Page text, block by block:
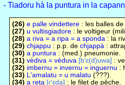
- Tiadoru hà la puntura in la
(26) e palle vindettere : les balles
(27) u vultisgiadore: le voltigeur
(28) a riva = a ripa = a sponda : la
(29) chjappu : p.p. de chjappà:
(30) a puntura: (med.) pneumonie.
(31) vèdiva = vèduva[b'ɛ(d)uwa] :
(32) imbernu = invernu = inguernu :
(33) L'amalatu = u malatu (???).
(34) a reta [r'ɛda] : le filet de pêche.